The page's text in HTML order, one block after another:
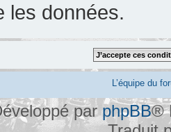
les données.
L’équipe du
par phpBB®